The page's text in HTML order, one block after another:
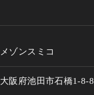
メゾンスミコ
大阪府池田市石橋1-8-8